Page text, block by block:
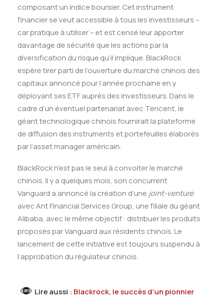
composant un indice boursier. Cet instrument
financier se veut accessible à tous les investisseurs –
car pratique à utiliser – et est censé leur apporter
davantage de sécurité que les actions par la
diversification du risque qu’il implique. BlackRock
espère tirer parti de l’ouverture du marché chinois des
capitaux annoncé pour l’année prochaine en y
déployant ses ETF auprès des investisseurs. Dans le
cadre d’un éventuel partenariat avec Tencent, le
géant technologique chinois fournirait la plateforme
de diffusion des instruments et portefeuilles élaborés
par l’asset manager américain.
BlackRock n’est pas le seul à convoiter le marché
chinois. Il y a quelques mois, son concurrent
Vanguard a annoncé la création d’une joint-venture
avec Ant Financial Services Group, une filiale du géant
Alibaba, avec le même objectif : distribuer les produits
proposés par Vanguard aux résidents chinois. Le
lancement de cette initiative est toujours suspendu à
l’approbation du régulateur chinois.
Lire aussi : Blackrock, le succès d’un pionnier